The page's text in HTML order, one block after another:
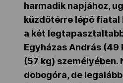
Társszervezetek
OVEP
harmadik napjához,
küzdőtérre lépő
a két
Egyházas András (49
(57 kg) személyében.
dobogóra, de